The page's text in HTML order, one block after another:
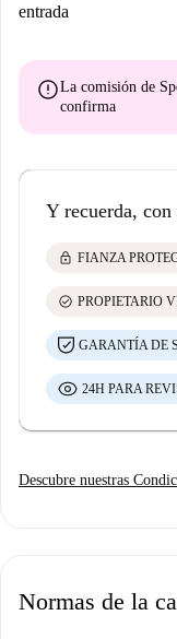
entrada
errorLa comisión de
confirma
Y recuerda, con
lock FIANZA
check_circle PROPIETARIO
GARANTÍA DE
24H PARA
Descubre nuestras
Normas de la